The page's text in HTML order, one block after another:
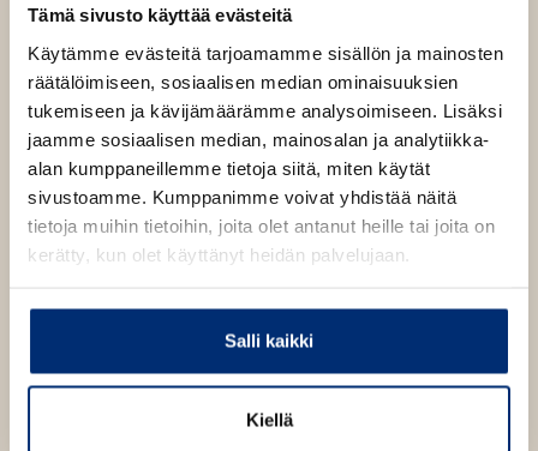
Tämä sivusto käyttää evästeitä
Käytämme evästeitä tarjoamamme sisällön ja mainosten
räätälöimiseen, sosiaalisen median ominaisuuksien
tukemiseen ja kävijämäärämme analysoimiseen. Lisäksi
jaamme sosiaalisen median, mainosalan ja analytiikka-
alan kumppaneillemme tietoja siitä, miten käytät
sivustoamme. Kumppanimme voivat yhdistää näitä
tietoja muihin tietoihin, joita olet antanut heille tai joita on
kerätty, kun olet käyttänyt heidän palvelujaan.
Salli kaikki
Kiellä
l
e
a
t
A
u
k
e
a
a
u
t
n
Antony Beevor
Lue lisää tekijästä
A
n
t
o
v